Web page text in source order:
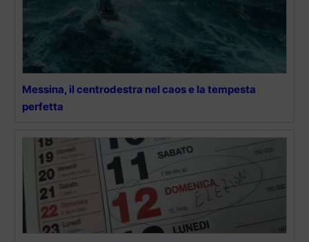
Messina, il centrodestra nel caos e la tempesta
perfetta